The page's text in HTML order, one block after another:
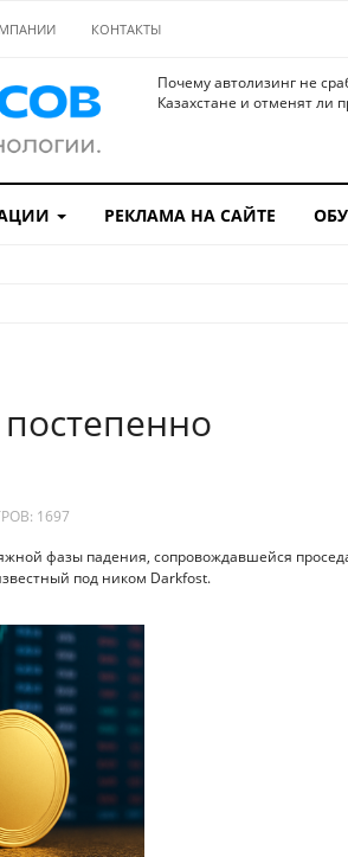
КОНТАКТЫ
Почему автолизинг не
Казахстане и отменят ли
РЕКЛАМА НА САЙТЕ
1697
фазы падения, сопровождавшейся
под ником Darkfost.